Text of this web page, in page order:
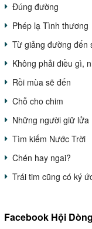
Đúng đường
Phép lạ Tình thương
Từ giảng đường đến
Không phải điều gì,
Rồi mùa sẽ đến
Chỗ cho chim
Những người giữ lửa
Tìm kiếm Nước Trời
Chén hay ngai?
Trái tim cũng có ký
Facebook Hội Dòng